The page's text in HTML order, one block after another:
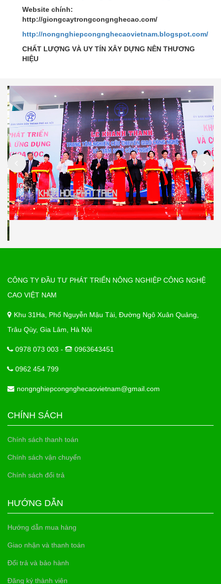
Website chính:
http://giongcaytrongcongnghecao.com/
http://nongnghiepcongnghecaovietnam.blogspot.com/
CHẤT LƯỢNG VÀ UY TÍN XÂY DỰNG NÊN THƯƠNG
HIỆU
CÔNG TY ĐẦU TƯ PHÁT TRIỂN NÔNG NGHIỆP CÔNG NGHỆ
CAO VIỆT NAM
Khu 31Ha, Phố Nguyễn Mậu Tài, Đường Ngô Xuân Quảng,
Trâu Qùy, Gia Lâm, Hà Nội
0978 073 003 - 0963643451
0962 454 799
nongnghiepcongnghecaovietnam@gmail.com
CHÍNH SÁCH
Chính sách thanh toán
Chính sách vận chuyển
Chính sách đổi trả
HƯỚNG DẪN
Hướng dẫn mua hàng
Giao nhận và thanh toán
Đổi trả và bảo hành
Đăng ký thành viên